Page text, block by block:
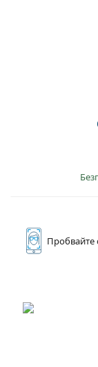
Пробвайте